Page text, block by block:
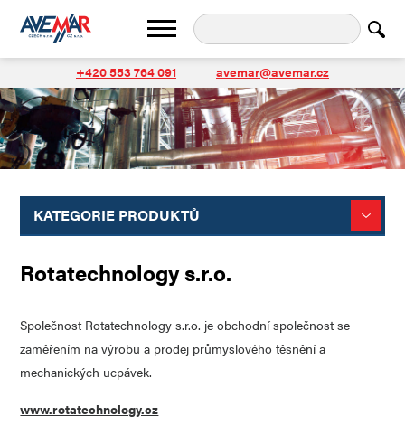
+420 553 764 091 avemar@avemar.cz
KATEGORIE PRODUKTŮ
Rotatechnology s.r.o.
Společnost Rotatechnology s.r.o. jeobchodní společnost se
zaměřením na výrobu a prodej průmyslového těsnění a
mechanických ucpávek.
www.rotatechnology.cz